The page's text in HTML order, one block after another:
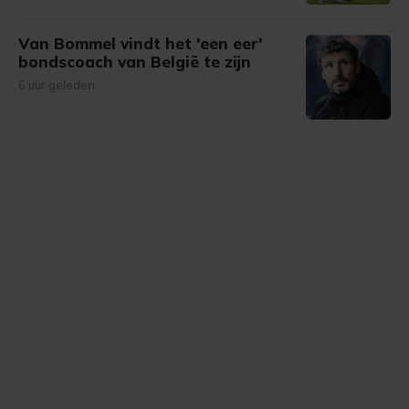
Van Bommel vindt het 'een eer'
bondscoach van België te zijn
6 uur geleden